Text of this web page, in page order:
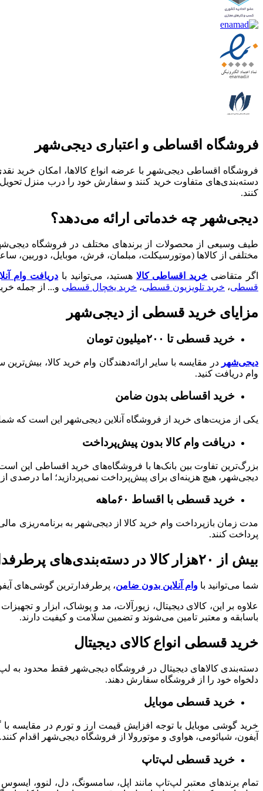
فروشگاه اقساطی و اعتباری دیجی‌شهر
فروشگاه اقساطی دیجی‌شهر با عرضه انواع کالا‌ها، امکان خرید
دسته‌بندی‌های متفاوت خرید کنند و سفارش خود را درب منزل
کنند.
دیجی‌شهر چه خدماتی ارائه می‌دهد؟
طیف وسیعی از محصولات از برندهای مختلف در فروشگاه
مختلفی از کالاها (موتورسیکلت، مبلمان، فرش، موبایل، دوربین،
اگر متقاضی خرید اقساطی کالا هستید، می‌توانید با دریافت وام
قسطی، خرید تلویزیون قسطی، خرید یخچال قسطی و... از جمله
مزایای خرید قسطی از دیجی‌شهر
خرید قسطی تا ۲۰۰میلیون تومان
دیجی‌شهر
وام دریافت کنید.
خرید اقساطی بدون ضامن
یکی از مزیت‌های خرید از فروشگاه آنلاین دیجی‌شهر این است که شما تا سقف ۱۵۰میلیون تومان به ضامن نیازی ندارید و با ارائه
دریافت وام کالا بدون پیش‌پرداخت
بزرگ‌ترین تفاوت بین بانک‌ها با فروشگاه‌های خرید اقساطی این
دیجی‌شهر، هیچ هزینه‌ای برای پیش‌پرداخت نمی‌پردازید؛ اما درصدی
خرید قسطی با اقساط ۶۰ماهه
پرداخت کنند.
بیش از ۲۰هزار کالا در دسته‌بندی‌های پرطرفدار
شما می‌توانید با وام آنلاین بدون ضامن، پرطرفدارترین گوشی‌های
علاوه بر این، کالای دیجیتال، زیورآلات، مد و پوشاک، ابزار و
باسابقه و معتبر تامین می‌شوند و تضمین‌ سلامت و کیفیت دارند.
خرید قسطی انواع کالای دیجیتال
دسته‌بندی کالاهای دیجیتال در فروشگاه دیجی‌شهر فقط محدود به
دلخواه خود را از فروشگاه سفارش دهند.
خرید قسطی موبایل
خرید گوشی موبایل با توجه افزایش قیمت ارز و تورم در مقایسه
آیفون، شیائومی، هواوی و موتورولا از فروشگاه دیجی‌شهر اقدام کنند.
خرید قسطی لپ‌تاپ
تمام برندهای معتبر لپ‌تاپ مانند اپل، سامسونگ، دل، لنوو،